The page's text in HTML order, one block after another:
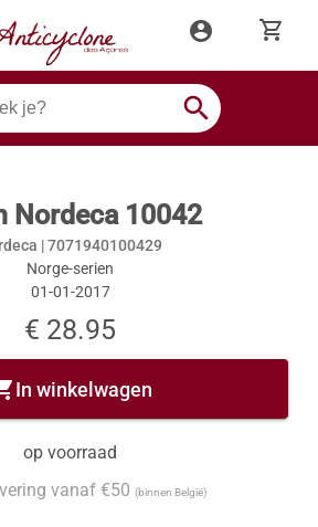
account_circle shopping_cart
search
Nordeca 10042
|7071940100429
Norge-serien
01-01-2017
€ 28.95
In winkelwagen
op voorraad
vanaf €50 (binnen België)